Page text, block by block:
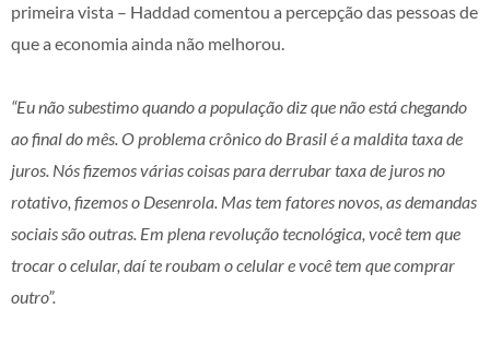
primeira vista – Haddad comentou a percepção das pessoas de
que a economia ainda não melhorou.
“Eu não subestimo quando a população diz que não está chegando
ao final do mês. O problema crônico do Brasil é a maldita taxa de
juros. Nós fizemos várias coisas para derrubar taxa de juros no
rotativo, fizemos o Desenrola. Mas tem fatores novos, as demandas
sociaissão outras. Em plena revolução tecnológica, você tem que
trocar o celular, daí te roubam o celular e você tem que comprar
outro”.